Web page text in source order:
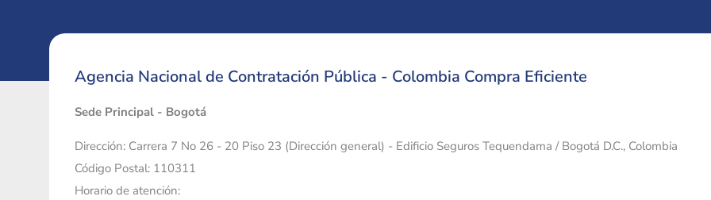
Agencia Nacional de Contratación Pública - Colombia Compra Eficiente
Sede Principal - Bogotá
Dirección: Carrera 7 No 26 - 20 Piso 23 (Dirección general) - Edificio Seguros Tequendama / Bogotá D.C., Colombia
Código Postal: 110311
Horario de atención: